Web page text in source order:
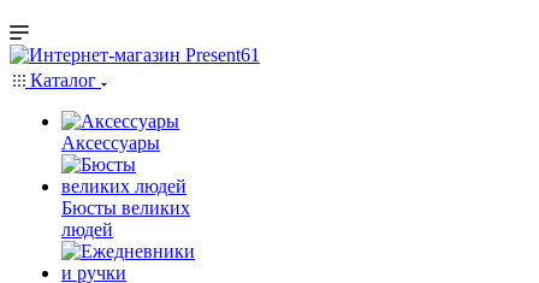
Каталог
Аксессуары
Бюсты великих
людей